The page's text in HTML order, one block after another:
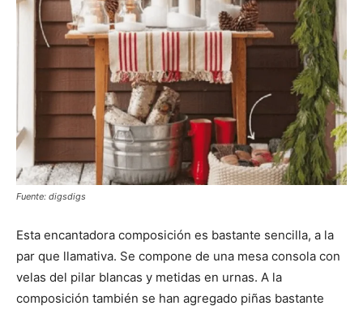
Fuente: digsdigs
Esta encantadora composición es bastante sencilla, a la
par que llamativa. Se compone de una mesa consola con
velas del pilar blancas y metidas en urnas. A la
composición también se han agregado piñas bastante